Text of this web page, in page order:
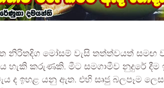
නිරිතදිග මෝසම් වැසි තත්ත්වයත් සමඟ
හැකි කරුණකි. මීට සමගාමීව නුදුරේ
ද ඉහළ යනු ඇත. එහි සෘජු බලපෑම